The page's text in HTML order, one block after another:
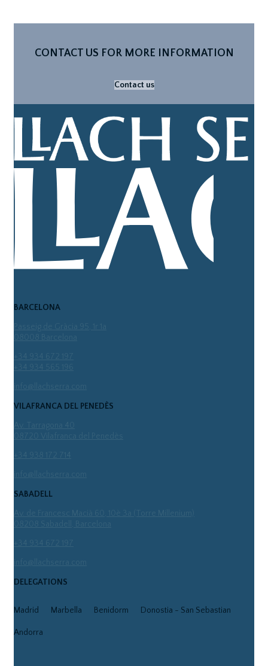
CONTACT US FOR MORE INFORMATION
Contact us
BARCELONA
info@llachserra.com
VILAFRANCA DEL PENEDÈS
info@llachserra.com
SABADELL
Av. de Francesc Macià 60, 10è 3a (Torre Millenium)
info@llachserra.com
DELEGATIONS
Madrid Marbella Benidorm Donostia - San Sebastian
Andorra